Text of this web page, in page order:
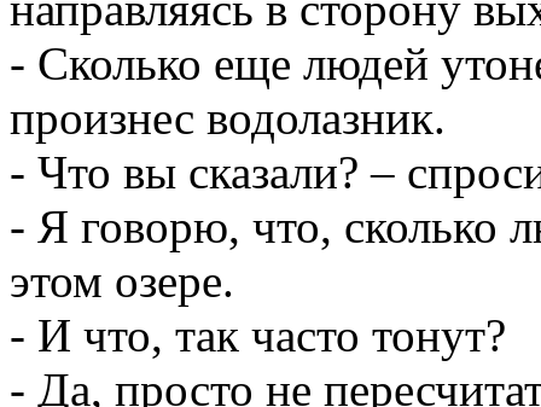
- Сколько еще людей
произнес водолазник.
- Что вы сказали? –
- Я говорю, что, сколько
этом озере.
- И что, так часто тонут?
- Да, просто не